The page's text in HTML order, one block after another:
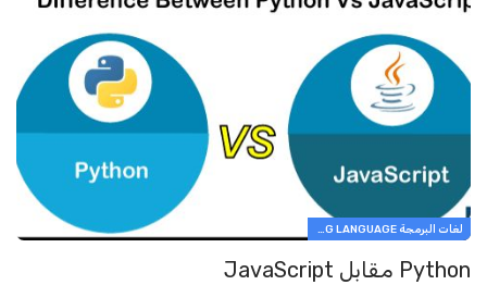
لغات البرمجة PROGRAMMING LANGUAGE
Python مقابل JavaScript